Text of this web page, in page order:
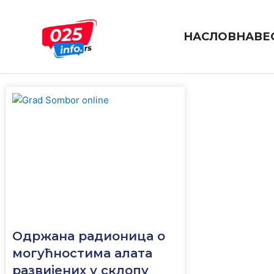
НАСЛОВНА
Одржана радионица о
могућностима алата
развијених у склопу